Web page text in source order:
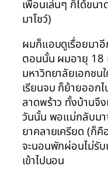
เพื่อนเล่นๆ ก็ได้ขน
มาโชว์)
ผมก็แอบดูเรื่อยมา
ตอนนั้น ผมอายุ 18
มหาวิทยาลัยเอกช
เรียนจบ ก็ย้ายออก
ลาดพร้าว ทั้งบ้าน
วันนั้น พอแม่กลับมา
ยาคลายเครียด (ก็
จะนอนพักผ่อนไม่รั
เข้าไปนอน